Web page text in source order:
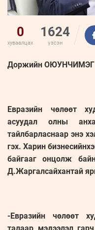
0
хуваалцах
1624
үзсэн
Доржийн ОЮУНЧИМЭГ
Евразийн чөлөөт
асуудал олны
тайлбарласнаар энэ
гэх. Харин
байгааг онцолж
Д.Жаргалсайхантай
-Евразийн чөлөөт